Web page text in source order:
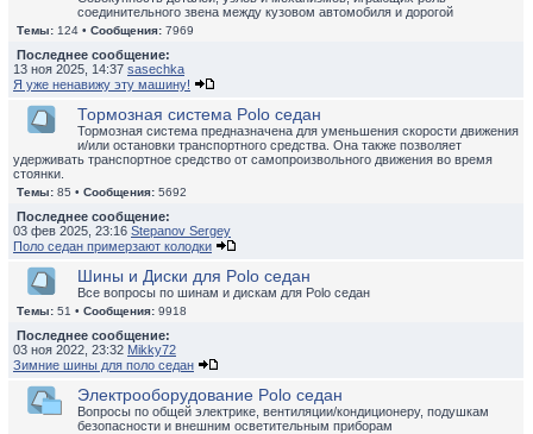
соединительного звена между кузовом автомобиля и дорогой
Темы: 124 • Сообщения: 7969
Последнее сообщение:
13 ноя 2025, 14:37 sasechka
Я уже ненавижу эту машину!
Тормозная система Polo седан
Тормозная система предназначена для уменьшения скорости движения
и/или остановки транспортного средства. Она также позволяет
удерживать транспортное средство от самопроизвольного движения во время
стоянки.
Темы: 85 • Сообщения: 5692
Последнее сообщение:
03 фев 2025, 23:16 Stepanov Sergey
Поло седан примерзают колодки
Шины и Диски для Polo седан
Все вопросы по шинам и дискам для Polo седан
Темы: 51 • Сообщения: 9918
Последнее сообщение:
03 ноя 2022, 23:32 Mikky72
Зимние шины для поло седан
Электрооборудование Polo седан
Вопросы по общей электрике, вентиляции/кондиционеру, подушкам
безопасности и внешним осветительным приборам